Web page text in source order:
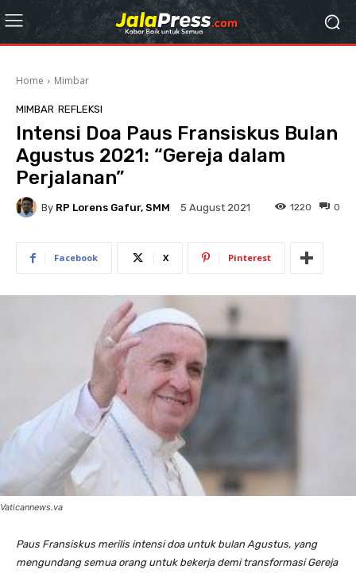
Home Mimbar
MIMBAR REFLEKSI
Intensi Doa Paus Fransiskus Bulan
Agustus 2021: “Gereja dalam
Perjalanan”
By RP Lorens Gafur, SMM 5 August 2021 0
1220
Facebook X Pinterest
Vaticannews.va
Paus Fransiskus merilis intensi doa untuk bulan Agustus, yang
mengundang semua orang untuk bekerja demi transformasi Gereja